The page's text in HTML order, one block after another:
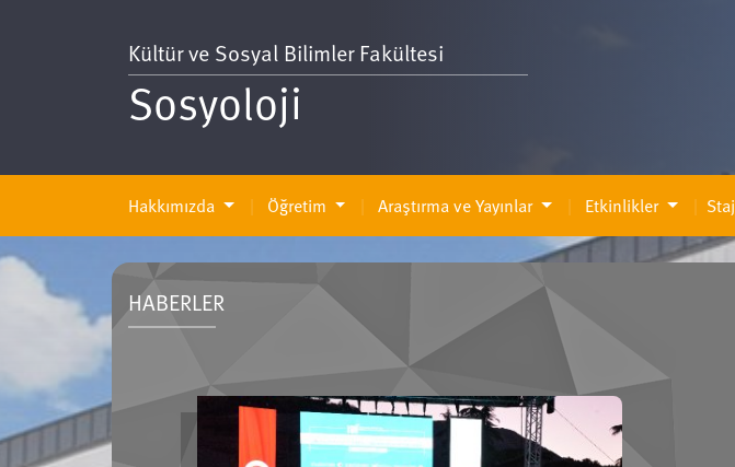
Kültür ve Sosyal Bilimler Fakültesi
Sosyoloji
Hakkımızda Öğretim Araştırma ve Yayınlar Etkinlikler Staj
HABERLER